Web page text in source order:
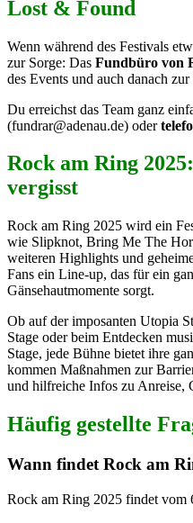
Lost & Found
Wenn während des Festivals
zur Sorge: Das Fundbüro von
des Events und auch danach
Du erreichst das Team ganz
(fundrar@adenau.de) oder
Rock am Ring
vergisst
Rock am Ring 2025 wird ein
wie Slipknot, Bring Me The
weiteren Highlights und
Fans ein Line-up, das für ein
Gänsehautmomente sorgt.
Ob auf der imposanten Utopia
Stage oder beim Entdecken
Stage, jede Bühne bietet ihre
kommen Maßnahmen zur
und hilfreiche Infos zu Anreise,
Häufig gestellte
Wann findet Rock am
Rock am Ring 2025 findet vom